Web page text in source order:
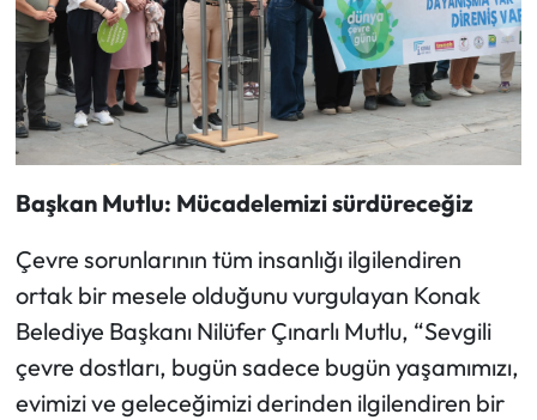
Başkan Mutlu: Mücadelemizi sürdüreceğiz
Çevre sorunlarının tüm insanlığı ilgilendiren
ortak bir mesele olduğunu vurgulayan Konak
Belediye Başkanı Nilüfer Çınarlı Mutlu, “Sevgili
çevre dostları, bugün sadece bugün yaşamımızı,
evimizi ve geleceğimizi derinden ilgilendiren bir